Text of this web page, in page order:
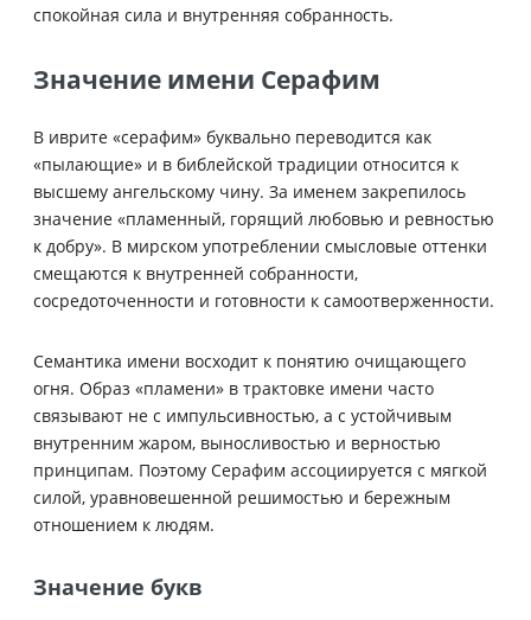
спокойная сила и внутренняя собранность.
Значение имени Серафим
В иврите «серафим» буквально переводится как
«пылающие» и в библейской традиции относится к
высшему ангельскому чину. За именем закрепилось
значение «пламенный, горящий любовью и ревностью
к добру». В мирском употреблении смысловые оттенки
смещаются к внутренней собранности,
сосредоточенности и готовности к самоотверженности.
Семантика имени восходит к понятию очищающего
огня. Образ «пламени» в трактовке имени часто
связывают не с импульсивностью, а с устойчивым
внутренним жаром, выносливостью и верностью
принципам. Поэтому Серафим ассоциируется с мягкой
силой, уравновешенной решимостью и бережным
отношением к людям.
Значение букв